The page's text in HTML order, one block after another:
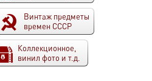
Винтаж предметы
времен СССР
Коллекционное,
винил фото и т.д.